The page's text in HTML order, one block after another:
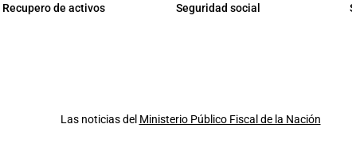
Recupero de activos Seguridad social
Las noticias del Ministerio Público Fiscal de la Nación